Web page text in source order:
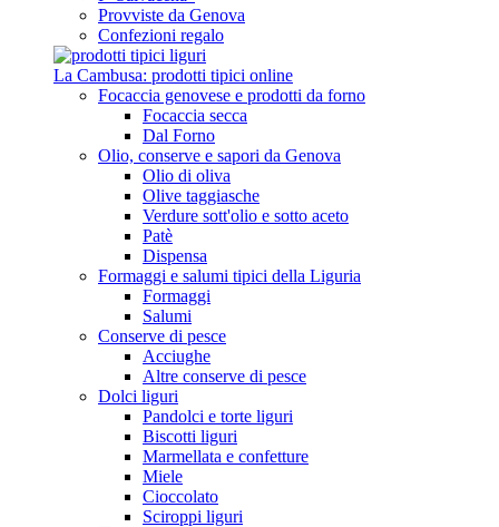
Provviste da Genova
Confezioni regalo
La Cambusa: prodotti tipici online
Focaccia genovese e prodotti da forno
Focaccia secca
Dal Forno
Olio, conserve e sapori da Genova
Olio di oliva
Olive taggiasche
Verdure sott'olio e sotto aceto
Patè
Dispensa
Formaggi e salumi tipici della Liguria
Formaggi
Salumi
Conserve di pesce
Acciughe
Altre conserve di pesce
Dolci liguri
Pandolci e torte liguri
Biscotti liguri
Marmellata e confetture
Miele
Cioccolato
Sciroppi liguri